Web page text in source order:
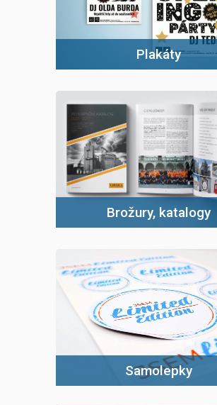
Plakáty
Brožury, katalogy
Samolepky